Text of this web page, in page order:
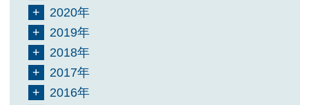
2020年
2019年
2018年
2017年
2016年